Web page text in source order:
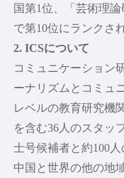
国第1位、「芸術理
で第10位にランクさ
2. ICSについて
コミュニケーション
ーナリズムとコミュ
レベルの教育研究機
を含む36人のスタッ
士号候補者と約100人
中国と世界の他の地